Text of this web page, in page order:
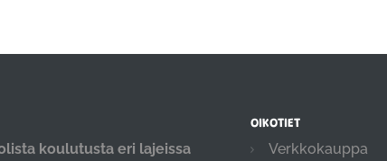
koulutusta eri lajeissa
OIKOTIET
Verkkokauppa